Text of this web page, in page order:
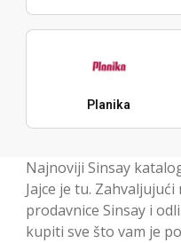
Planika
Najnoviji Sinsay
Jajce je tu.
prodavnice Sinsay i
kupiti sve što vam je